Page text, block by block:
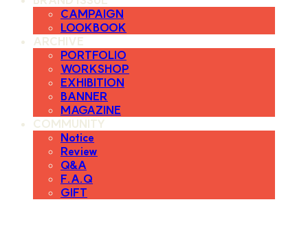
CAMPAIGN
LOOKBOOK
ARCHIVE
PORTFOLIO
WORKSHOP
EXHIBITION
BANNER
MAGAZINE
COMMUNITY
Notice
Review
Q&A
F.A.Q
GIFT